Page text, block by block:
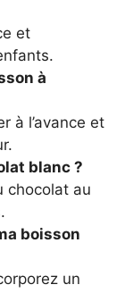
et
à
à l’avance et
blanc ?
chocolat au
boisson
un